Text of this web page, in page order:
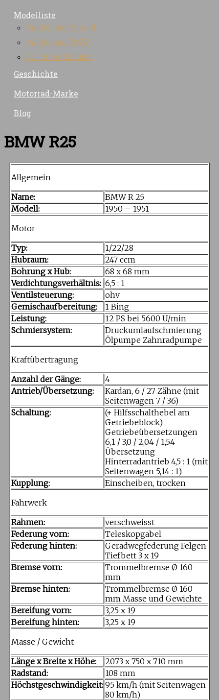
Modelliste
Modelliste Benelli
Modelliste BMW
PUCH Modellliste
Geschichte
Motorrad-Marke
Blog
BMW R25
Allgemein
Name:
BMW R 25
Modell:
1950 – 1951
Motor
Typ:
1/22/28
Hubraum:
247 ccm
Bohrung x Hub:
68 x 68 mm
Verdichtungsverhältnis: 6,5 : 1
Ventilsteuerung:
ohv
Gemischaufbereitung:
1 Bing
Leistung:
12 PS bei 5600 U/min
Schmiersystem:
Druckumlaufschmierung
Ölpumpe Zahnradpumpe
Kraftübertragung
Anzahl der Gänge:
4
Antrieb/Übersetzung:
Kardan, 6 / 27 Zähne (mit
Seitenwagen 7 / 36)
Schaltung:
(+ Hilfsschalthebel am
Getriebeblock)
Getriebeübersetzungen
6,1 / 3,0 / 2,04 / 1,54
Übersetzung
Hinterradantrieb 4,5 : 1 (mit
Seitenwagen 5,14 : 1)
Kupplung:
Einscheiben, trocken
Fahrwerk
Rahmen:
verschweisst
Federung vorn:
Teleskopgabel
Federung hinten:
Geradwegfederung Felgen
Tiefbett 3 x 19
Bremse vorn:
Trommelbremse Ø 160
mm
Bremse hinten:
Trommelbremse Ø 160
mm Masse und Gewichte
Bereifung vorn:
3,25 x 19
Bereifung hinten:
3,25 x 19
Masse / Gewicht
Länge x Breite x Höhe:
2073 x 750 x 710 mm
Radstand:
108 mm
Höchstgeschwindigkeit: 95 km/h (mit Seitenwagen
80 km/h)